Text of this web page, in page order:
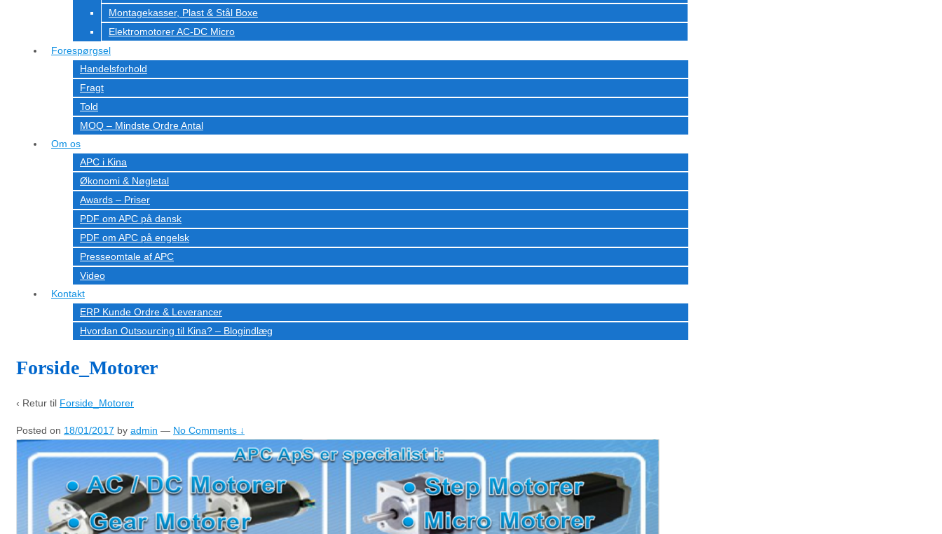
Montagekasser, Plast & Stål Boxe
Elektromotorer AC-DC Micro
Forespørgsel
Handelsforhold
Fragt
Told
MOQ – Mindste Ordre Antal
Om os
APC i Kina
Økonomi & Nøgletal
Awards – Priser
PDF om APC på dansk
PDF om APC på engelsk
Presseomtale af APC
Video
Kontakt
ERP Kunde Ordre & Leverancer
Hvordan Outsourcing til Kina? – Blogindlæg
Forside_Motorer
‹ Retur til Forside_Motorer
Posted on 18/01/2017 by admin — No Comments ↓